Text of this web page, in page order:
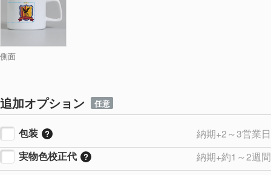
側面
追加オプション 任意
包装
納期+2～3営業日
実物色校正代
納期+約1～2週間